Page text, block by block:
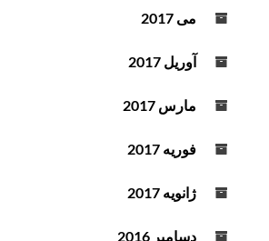
می 2017
آوریل 2017
مارس 2017
فوریه 2017
ژانویه 2017
دسامبر 2016